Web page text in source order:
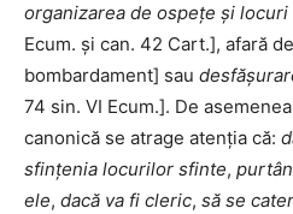
organizarea de ospețe și locuri
Ecum. și can. 42 Cart.], afară
bombardament] sau
74 sin. VI Ecum.]. De
canonică se atrage atenția că:
sfințenia locurilor sfinte,
ele, dacă va fi cleric, să se